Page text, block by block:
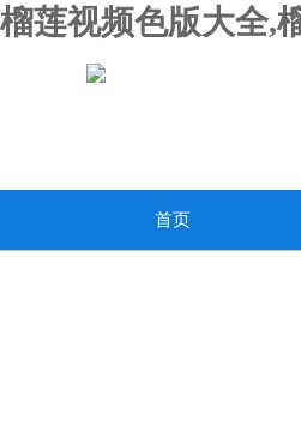
榴莲视频色版大全,
首页